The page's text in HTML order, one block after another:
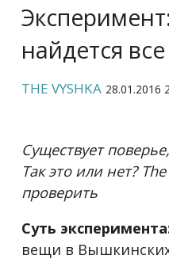
найдется все
THE VYSHKA 28.01.2016
Существует
Так это или нет?
проверить
Суть
вещи в